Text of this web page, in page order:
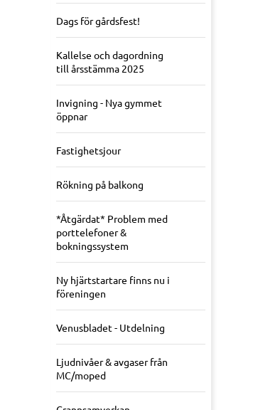
Dags för gårdsfest!
Kallelse och dagordning
till årsstämma 2025
Invigning - Nya gymmet
öppnar
Fastighetsjour
Rökning på balkong
*Åtgärdat* Problem med
porttelefoner &
bokningssystem
Ny hjärtstartare finns nu i
föreningen
Venusbladet - Utdelning
Ljudnivåer & avgaser från
MC/moped